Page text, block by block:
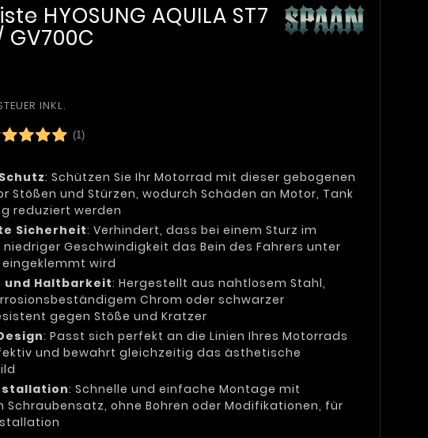
HYOSUNG AQUILA ST7
GV700C
INKL.
(1)
: Schützen Sie Ihr Motorrad mit dieser gebogenen
Stößen und Stürzen, wodurch Schäden an Motor, Tank
reduziert werden
Sicherheit: Verhindert, dass bei einem Sturz im
Geschwindigkeit das Bein des Fahrers unter
wird
und Haltbarkeit: Hergestellt aus nahtlosem Stahl,
Chrom oder schwarzer
gegen Stöße und Kratzer
: Passt sich perfekt an die Linien Ihres Motorrads
und bewahrt gleichzeitig das ästhetische
: Schnelle und einfache Montage mit
ohne Bohren oder Modifikationen, für